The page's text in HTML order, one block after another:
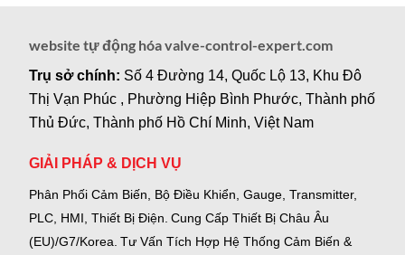
website tự động hóa valve-control-expert.com
Trụ sở chính: Số 4 Đường 14, Quốc Lộ 13, Khu Đô
Thị Vạn Phúc , Phường Hiệp Bình Phước, Thành phố
Thủ Đức, Thành phố Hồ Chí Minh, Việt Nam
GIẢI PHÁP & DỊCH VỤ
Phân Phối Cảm Biến, Bộ Điều Khiển, Gauge, Transmitter,
PLC, HMI, Thiết Bị Điện. Cung Cấp Thiết Bị Châu Âu
(EU)/G7/Korea. Tư Vấn Tích Hợp Hệ Thống Cảm Biến &